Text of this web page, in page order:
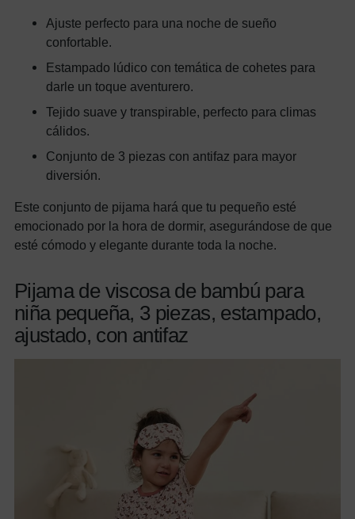
Ajuste perfecto para una noche de sueño
confortable.
Estampado lúdico con temática de cohetes para
darle un toque aventurero.
Tejido suave y transpirable, perfecto para climas
cálidos.
Conjunto de 3 piezas con antifaz para mayor
diversión.
Este conjunto de pijama hará que tu pequeño esté
emocionado por la hora de dormir, asegurándose de que
esté cómodo y elegante durante toda la noche.
Pijama de viscosa de bambú para
niña pequeña, 3 piezas, estampado,
ajustado, con antifaz